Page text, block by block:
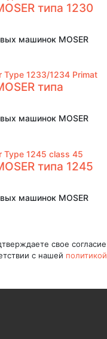
типа 1230
машинок MOSER
типа
машинок MOSER
типа 1245
машинок MOSER
свое согласие
с нашей политикой